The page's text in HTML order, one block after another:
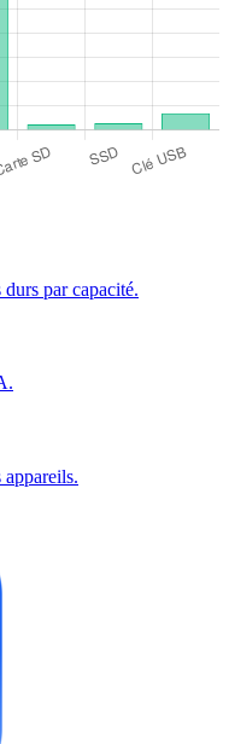
par capacité.